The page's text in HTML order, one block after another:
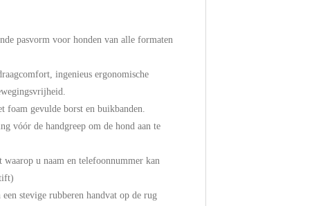
pasvorm voor honden van alle formaten
ingenieus ergonomische
foam gevulde borst en buikbanden.
vóór de handgreep om de hond aan te
waarop u naam en telefoonnummer kan
stevige rubberen handvat op de rug